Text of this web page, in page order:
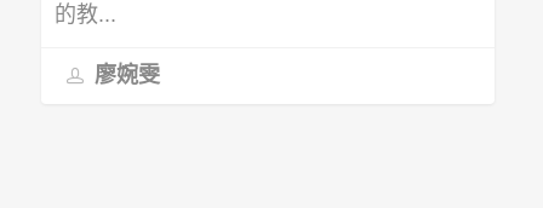
的教...
廖婉雯